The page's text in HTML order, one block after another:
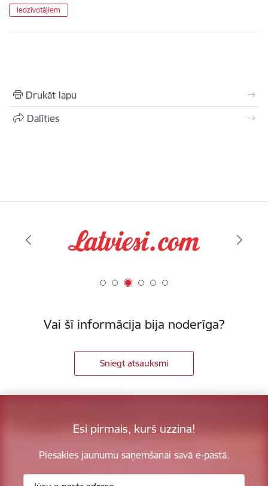
Iedzīvotājiem
Drukāt lapu
Dalīties
Vai šī informācija bija noderīga?
Sniegt atsauksmi
Esi pirmais, kurš uzzina!
Piesakies jaunumu saņemšanai savā e-pastā.